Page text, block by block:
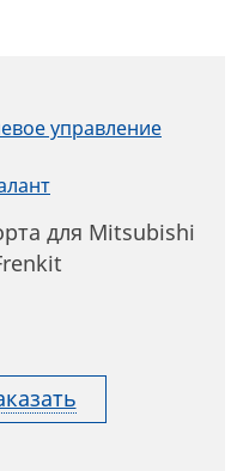
управление
для Mitsubishi